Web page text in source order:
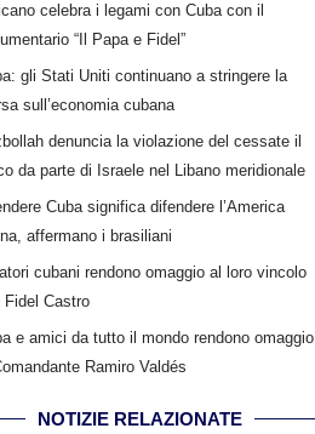
celebra i legami con Cuba con il
“Il Papa e Fidel”
gli Stati Uniti continuano a stringere la
sull’economia cubana
denuncia la violazione del cessate il
da parte di Israele nel Libano meridionale
Cuba significa difendere l’America
affermano i brasiliani
cubani rendono omaggio al loro vincolo
Fidel Castro
e amici da tutto il mondo rendono omaggio
Ramiro Valdés
NOTIZIE RELAZIONATE